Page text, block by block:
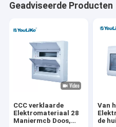
Geadviseerde Producten
CCC verklaarde
Elektromateriaal 28
Maniermcb Doos,
Van
de